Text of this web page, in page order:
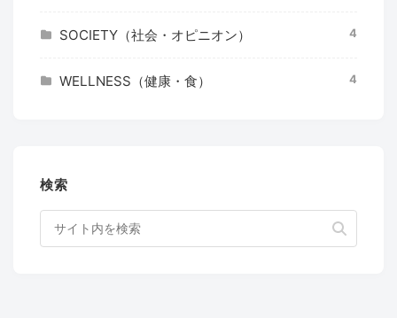
SOCIETY（社会・オピニオン） 4
WELLNESS（健康・食） 4
検索